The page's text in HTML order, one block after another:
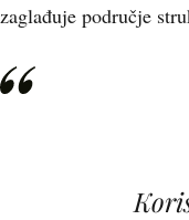
zaglađuje područje